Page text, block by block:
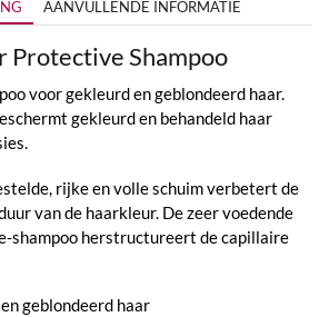
AANVULLENDE INFORMATIE
Protective Shampoo
voor gekleurd en geblondeerd haar.
gekleurd en behandeld haar
rijke en volle schuim verbetert de
van de haarkleur. De zeer voedende
shampoo herstructureert de capillaire
geblondeerd haar